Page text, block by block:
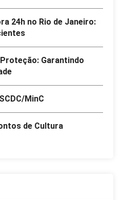
24h no Rio de Janeiro:
Garantindo
MinC
de Cultura